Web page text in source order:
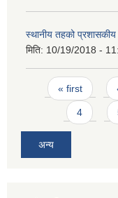
स्थानीय तहको प्रशासकीय
मिति: 10/19/2018 -
Pages
« first
4
अन्य